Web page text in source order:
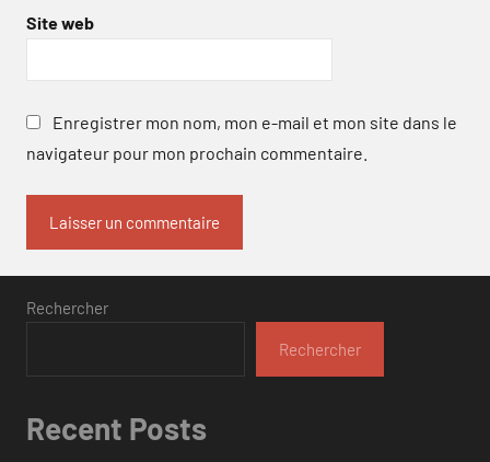
Site web
Enregistrer mon nom, mon e-mail et mon site dans le
navigateur pour mon prochain commentaire.
Rechercher
Rechercher
Recent Posts